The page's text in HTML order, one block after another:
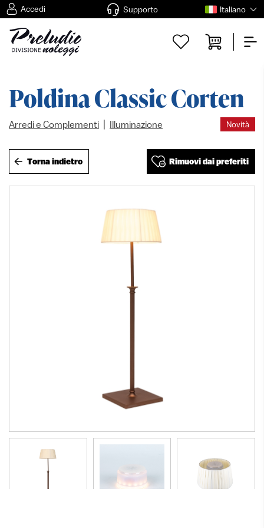
Accedi Supporto Italiano
Poldina Classic Corten
Arredi e Complementi Illuminazione Novità
Torna indietro Rimuovi dai preferiti